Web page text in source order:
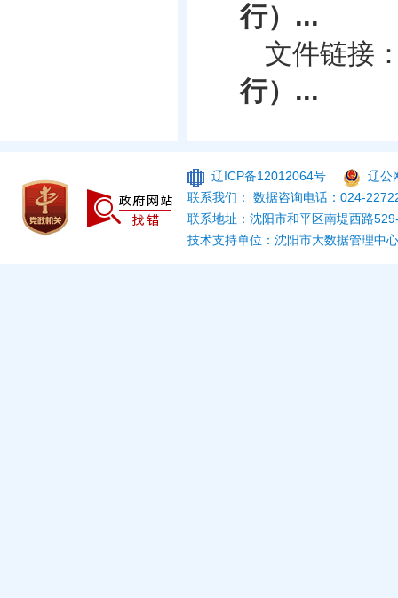
行）...
文件链接
行）...
辽ICP备12012064号
辽公
联系我们： 数据咨询电话：024-
联系地址：沈阳市和平区南堤西路
技术支持单位：沈阳市大数据管理中